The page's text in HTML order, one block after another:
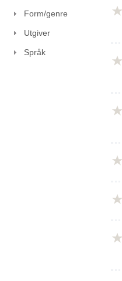
Form/genre
Utgiver
Språk